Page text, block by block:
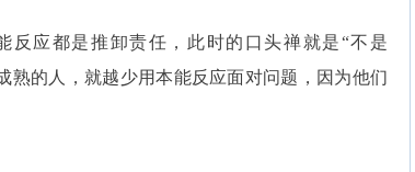
应都是推卸责任，此时的口头禅就是“不是
熟的人，就越少用本能反应面对问题，因为他们